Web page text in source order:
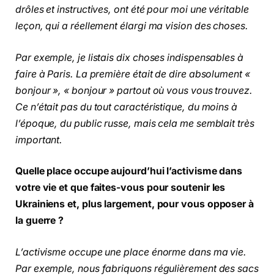
drôles et instructives, ont été pour moi une véritable
leçon, qui a réellement élargi ma vision des choses.
Par exemple, je listais dix choses indispensables à
faire à Paris. La première était de dire absolument «
bonjour », « bonjour » partout où vous vous trouvez.
Ce n’était pas du tout caractéristique, du moins à
l’époque, du public russe, mais cela me semblait très
important.
Quelle place occupe aujourd’hui l’activisme dans
votre vie et que faites-vous pour soutenir les
Ukrainiens et, plus largement, pour vous opposer à
la guerre ?
L’activisme occupe une place énorme dans ma vie.
Par exemple, nous fabriquons régulièrement des sacs